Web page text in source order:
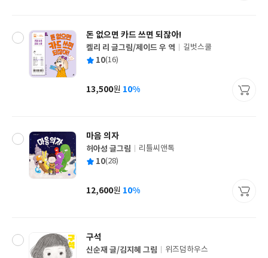
돈 없으면 카드 쓰면 되잖아!
글
쓴
켈리 리 글그림/제이드 우 역
출
사
길벗스쿨
평 10(16)
가
13,500원 10%
마음 의자
글
쓴
허아성 글그림
출
사
리틀씨앤톡
평 10(28)
가
12,600원 10%
구석
글
신순재 글/김지혜 그림
위즈덤하우스